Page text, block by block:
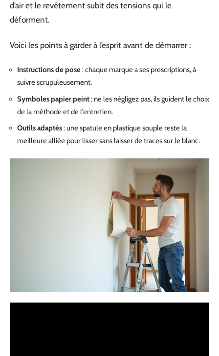
d’air et le revêtement subit des tensions qui le
déforment.
Voici les points à garder à l’esprit avant de démarrer :
Instructions de pose: chaque marque a ses prescriptions, à
suivre scrupuleusement.
Symboles papier peint: ne les négligez pas, ils guident le choix
de la méthode et de l’entretien.
Outils adaptés: une spatule en plastique souple reste la
meilleure alliée pour lisser sans laisser de traces sur le blanc.